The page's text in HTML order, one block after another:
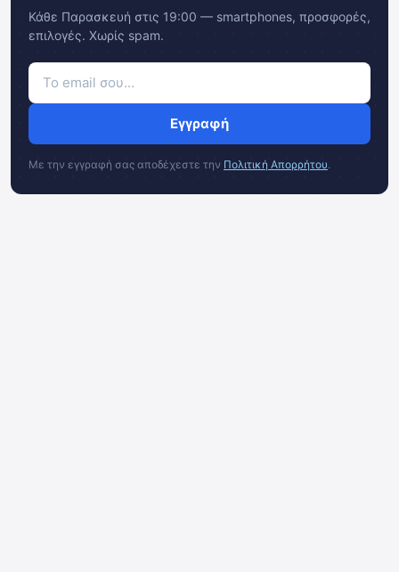
Κάθε Παρασκευή στις 19:00 — smartphones, προσφορές,
επιλογές. Χωρίς spam.
Εγγραφή
Με την εγγραφή σας αποδέχεστε την Πολιτική Απορρήτου.